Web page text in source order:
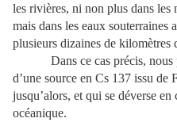
les rivières, ni non plus dans les
mais dans les eaux souterraines
plusieurs dizaines de kilomètres
Dans ce cas précis, nous
d’une source en Cs 137 issu de
jusqu’alors, et qui se déverse
océanique.